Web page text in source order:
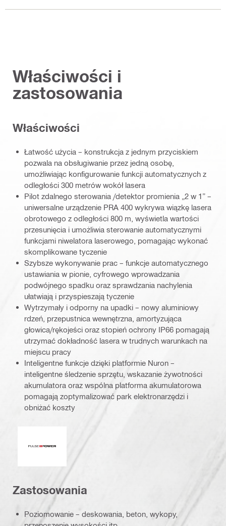
Właściwości i
zastosowania
Właściwości
Łatwość użycia – konstrukcja z jednym przyciskiem
pozwala na obsługiwanie przez jedną osobę,
umożliwiając konfigurowanie funkcji automatycznych z
odległości 300 metrów wokół lasera
Pilot zdalnego sterowania /detektor promienia „2 w 1” –
uniwersalne urządzenie PRA 400 wykrywa wiązkę lasera
obrotowego z odległości 800 m, wyświetla wartości
przesunięcia i umożliwia sterowanie automatycznymi
funkcjami niwelatora laserowego, pomagając wykonać
skomplikowane tyczenie
Szybsze wykonywanie prac – funkcje automatycznego
ustawiania w pionie, cyfrowego wprowadzania
podwójnego spadku oraz sprawdzania nachylenia
ułatwiają i przyspieszają tyczenie
Wytrzymały i odporny na upadki – nowy aluminiowy
rdzeń, przepustnica wewnętrzna, amortyzująca
głowica/rękojeści oraz stopień ochrony IP66 pomagają
utrzymać dokładność lasera w trudnych warunkach na
miejscu pracy
Inteligentne funkcje dzięki platformie Nuron –
inteligentne śledzenie sprzętu, wskazanie żywotności
akumulatora oraz wspólna platforma akumulatorowa
pomagają zoptymalizować park elektronarzędzi i
obniżać koszty
Zastosowania
Poziomowanie – deskowania, beton, wykopy,